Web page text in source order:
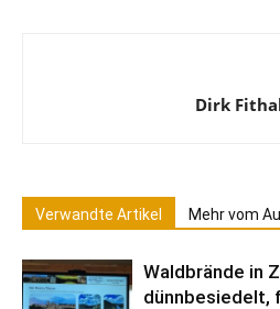
Dirk
Verwandte Artikel Mehr vom
Waldbrände in
dünnbesiedelt,